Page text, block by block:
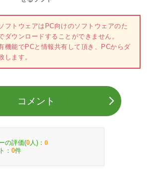
フトウェアはPC向けのソフトウェアのた
ダウンロードすることができません。
機能でPCと情報共有して頂き、PCからダ
します。
コメント
の評価(0 人)： 0
： 0件